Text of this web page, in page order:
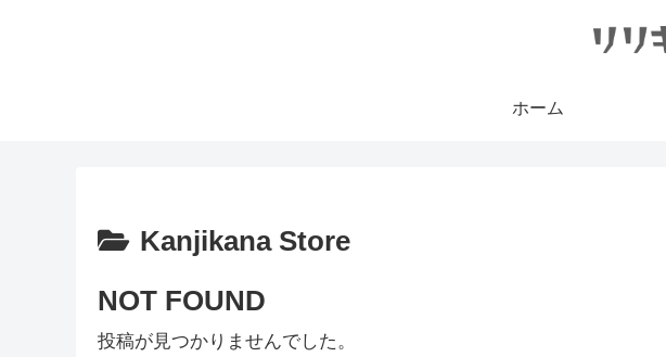
ホーム
Kanjikana Store
NOT FOUND
投稿が見つかりませんでした。